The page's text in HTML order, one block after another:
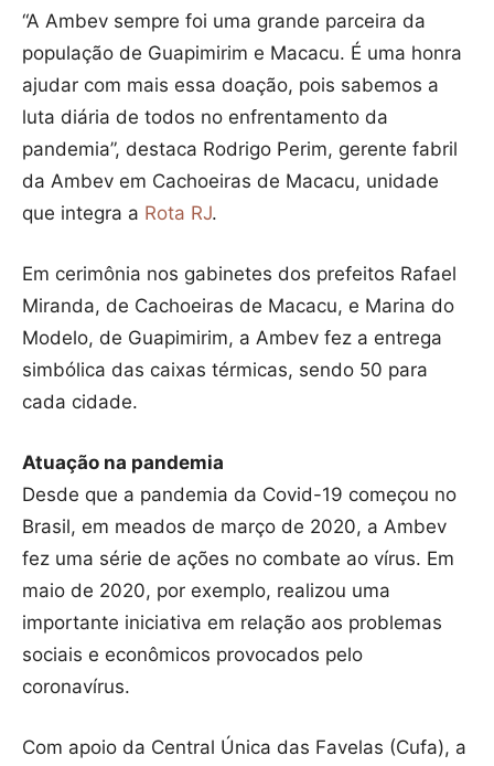
“A Ambev sempre foi uma grande parceira da
população de Guapimirim e Macacu. É uma honra
ajudar com mais essa doação, pois sabemos a
luta diária de todos no enfrentamento da
pandemia”, destaca Rodrigo Perim, gerente fabril
da Ambev em Cachoeiras de Macacu, unidade
que integra a Rota RJ.
Em cerimônia nos gabinetes dos prefeitos Rafael
Miranda, de Cachoeiras de Macacu, e Marina do
Modelo, de Guapimirim, a Ambev fez a entrega
simbólica das caixas térmicas, sendo 50 para
cada cidade.
Atuação na pandemia
Desde que a pandemia da Covid-19 começou no
Brasil, em meados de março de 2020, a Ambev
fez uma série de ações no combate ao vírus. Em
maio de 2020, por exemplo, realizou uma
importante iniciativa em relação aos problemas
sociais e econômicos provocados pelo
coronavírus.
Com apoio da Central Única das Favelas (Cufa), a